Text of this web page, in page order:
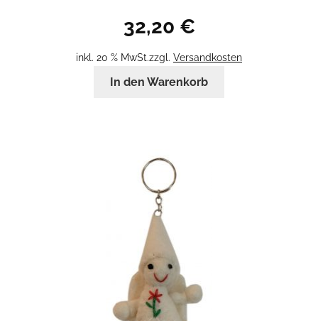
32,20 €
inkl. 20 % MwSt.zzgl. Versandkosten
In den Warenkorb